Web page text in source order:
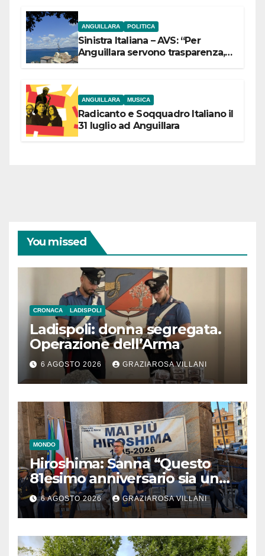
ANGUILLARA POLITICA
Sinistra Italiana – AVS: “Per
Anguillara servono trasparenza,
ANGUILLARA MUSICA
Radicanto e Soqquadro Italiano il
31 luglio ad Anguillara
You missed
CRONACA LADISPOLI
Ladispoli: donna segregata.
Operazione dell’Arma
6 AGOSTO 2026 GRAZIAROSA VILLANI
MONDO
Hiroshima: Sanna “Questo
81esimo anniversario sia un
monito per tutti”
6 AGOSTO 2026 GRAZIAROSA VILLANI